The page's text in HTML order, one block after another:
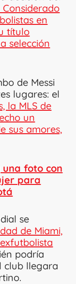
Considerado
en
título
selección
de Messi
lugares: el
la MLS de
un
sus amores,
una foto con
para
se
de Miami,
podría
club llegara